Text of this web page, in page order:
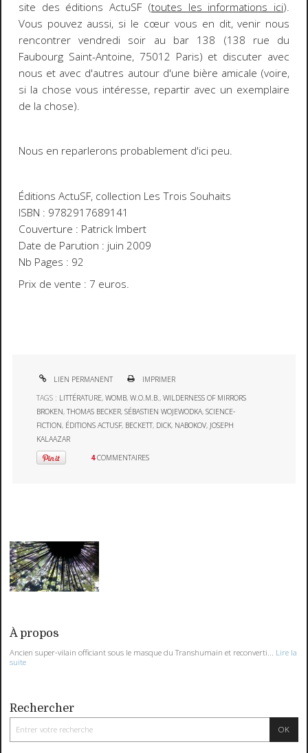
site des éditions ActuSF (toutes les informations ici).
Vous pouvez aussi, si le cœur vous en dit, venir nous
rencontrer vendredi soir au bar 138 (138 rue du
Faubourg Saint-Antoine, 75012 Paris) et discuter avec
nous et avec d'autres autour d'une bière amicale (voire,
si la chose vous intéresse, repartir avec un exemplaire
de la chose).
Nous en reparlerons probablement d'ici peu.
Éditions ActuSF, collection Les Trois Souhaits
ISBN : 9782917689141
Couverture : Patrick Imbert
Date de Parution : juin 2009
Nb Pages : 92
Prix de vente : 7 euros.
LIEN PERMANENT
IMPRIMER
TAGS : LITTÉRATURE,WOMB,W.O.M.B.,WILDERNESS OF MIRRORS
BROKEN,THOMAS BECKER,SÉBASTIEN WOJEWODKA,SCIENCE-
FICTION, ÉDITIONS ACTUSF, BECKETT, DICK, NABOKOV, JOSEPH
KALAAZAR
4 COMMENTAIRES
À propos
Ancien super-vilain officiant sous le masque du Transhumain et reconverti...
Lire la
suite
Rechercher